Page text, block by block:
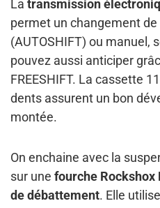
La transmission
permet un changement
(AUTOSHIFT) ou manuel,
pouvez aussi anticiper
FREESHIFT. La cassette
dents assurent un bon
montée.
On enchaine avec la
sur une fourche Rockshox
de débattement. Elle